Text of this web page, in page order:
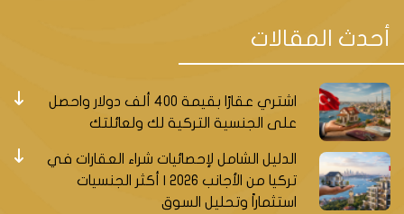
أحدث المقالات
اشتري عقارًا بقيمة 400 ألف دولار واحصل
على الجنسية التركية لك ولعائلتك
الدليل الشامل لإحصائيات شراء العقارات في
تركيا من الأجانب 2026 | أكثر الجنسيات
استثماراً وتحليل السوق